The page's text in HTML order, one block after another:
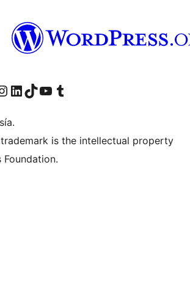
Threads
página de Facebook
nuestra cuenta de Instagram
Visitá nuestra cuenta de LinkedIn
Visitá nuestra cuenta de TikTok
Visitá nuestro canal de YouTube
Visitá nuestra cuenta de Tumblr
is the intellectual property
Foundation.